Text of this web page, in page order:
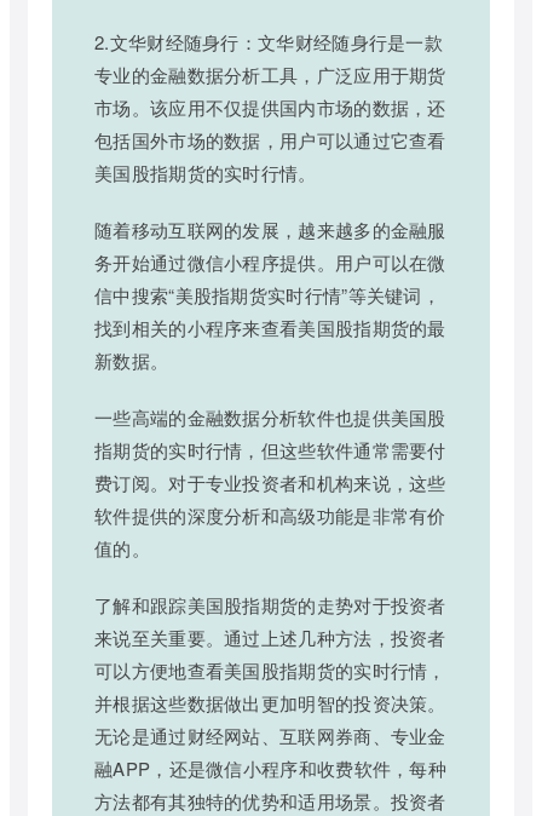
2.文华财经随身行：文华财经随身行是一款
专业的金融数据分析工具，广泛应用于期货
市场。该应用不仅提供国内市场的数据，还
包括国外市场的数据，用户可以通过它查看
美国股指期货的实时行情。
随着移动互联网的发展，越来越多的金融服
务开始通过微信小程序提供。用户可以在微
信中搜索“美股指期货实时行情”等关键词，
找到相关的小程序来查看美国股指期货的最
新数据。
一些高端的金融数据分析软件也提供美国股
指期货的实时行情，但这些软件通常需要付
费订阅。对于专业投资者和机构来说，这些
软件提供的深度分析和高级功能是非常有价
值的。
了解和跟踪美国股指期货的走势对于投资者
来说至关重要。通过上述几种方法，投资者
可以方便地查看美国股指期货的实时行情，
并根据这些数据做出更加明智的投资决策。
无论是通过财经网站、互联网券商、专业金
融APP，还是微信小程序和收费软件，每种
方法都有其独特的优势和适用场景。投资者